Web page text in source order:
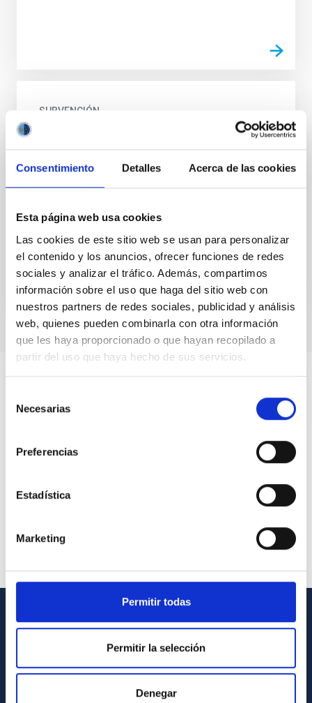
Consentimiento Detalles Acerca de las cookies
Esta página web usa cookies
Las cookies de este sitio web se usan para personalizar
el contenido y los anuncios, ofrecer funciones de redes
sociales y analizar el tráfico. Además, compartimos
información sobre el uso que haga del sitio web con
nuestros partners de redes sociales, publicidad y análisis
web, quienes pueden combinarla con otra información
que les haya proporcionado o que hayan recopilado a
partir del uso que haya hecho de sus servicios.
Necesarias
Preferencias
Estadística
Marketing
Permitir todas
Permitir la selección
Denegar
SUBVENCIÓN
especializada en astrofísica y el espacio
en Canarias
consolidación de la Incubadora de Alta Tecnología en
Astrofísica y Espacio del Parque Científico y...
INFORMACIÓN GENERAL